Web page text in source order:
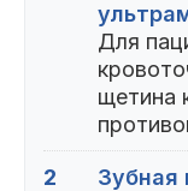
Для
щетина
2
Зубная